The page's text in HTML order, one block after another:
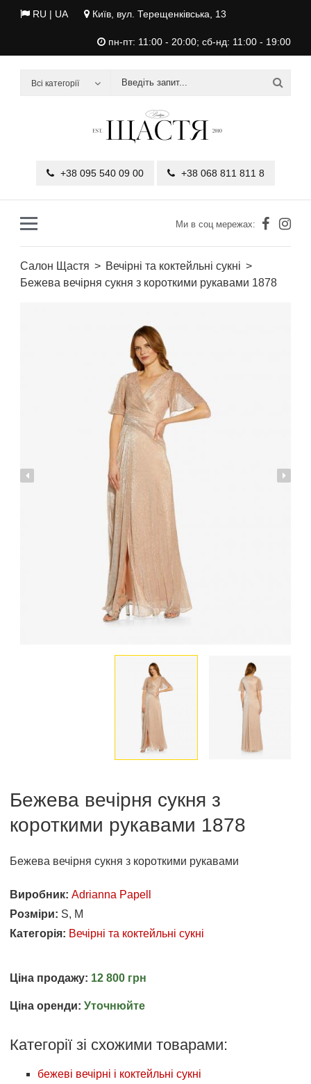
RU | UA Київ, вул. Терещенківська, 13
пн-пт: 11:00 - 20:00; сб-нд: 11:00 - 19:00
Всі категорії
+38 095 540 09 00 +38 068 811 811 8
Ми в соц мережах:
Салон Щастя
Вечірні та коктейльні сукні
Бежева вечірня сукня з короткими рукавами 1878
Бежева вечірня сукня з
короткими рукавами 1878
Бежева вечірня сукня з короткими рукавами
Виробник: Adrianna Papell
Розміри: S, M
Категорія: Вечірні та коктейльні сукні
Ціна продажу: 12 800 грн
Ціна оренди: Уточнюйте
Категорії зі схожими товарами:
бежеві вечірні і коктейльні сукні